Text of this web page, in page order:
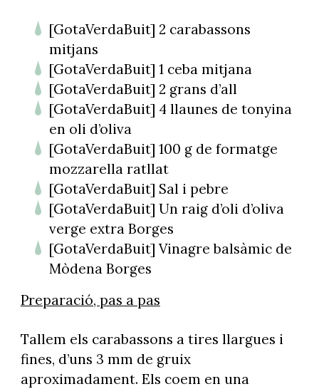
[GotaVerdaBuit] 2 carabassons
mitjans
[GotaVerdaBuit] 1 ceba mitjana
[GotaVerdaBuit] 2 grans d’all
[GotaVerdaBuit] 4 llaunes de tonyina
en oli d’oliva
[GotaVerdaBuit] 100 g de formatge
mozzarella ratllat
[GotaVerdaBuit] Sal i pebre
[GotaVerdaBuit] Un raig d’oli d’oliva
verge extra Borges
[GotaVerdaBuit] Vinagre balsàmic de
Mòdena Borges
Preparació, pas a pas
Tallem els carabassons a tires llargues i
fines, d’uns 3 mm de gruix
aproximadament. Els coem en una